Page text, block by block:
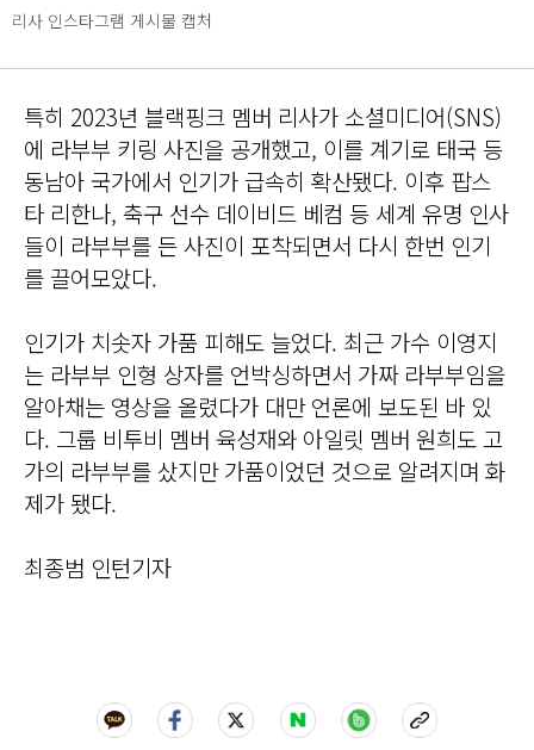
리사 인스타그램 게시물 캡처
특히 2023년 블랙핑크 멤버 리사가 소셜미디어(SNS)
에 라부부 키링 사진을 공개했고, 이를 계기로 태국 등
동남아 국가에서 인기가 급속히 확산됐다. 이후 팝스
타 리한나, 축구 선수 데이비드 베컴 등 세계 유명 인사
들이 라부부를 든 사진이 포착되면서 다시 한번 인기
를 끌어모았다.
인기가 치솟자 가품 피해도 늘었다. 최근 가수 이영지
는 라부부 인형 상자를 언박싱하면서 가짜 라부부임을
알아채는 영상을 올렸다가 대만 언론에 보도된 바 있
다. 그룹 비투비 멤버 육성재와 아일릿 멤버 원희도 고
가의 라부부를 샀지만 가품이었던 것으로 알려지며 화
제가 됐다.
최종범 인턴기자